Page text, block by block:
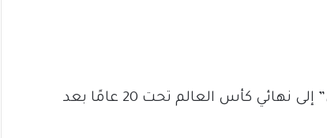
المغرب يصنع التاريخ.. “أشبال الأطلس” إلى نهائي كأس العالم تحت 20 عامًا بعد